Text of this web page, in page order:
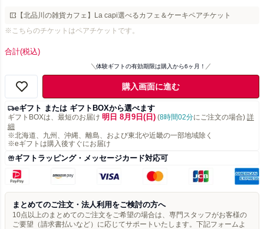
【北品川の雑貨カフェ】La capi選べるカフェ＆ケーキペアチケット
※こちらのチケットはペアチケットです。
合計(税込)
体験ギフトの有効期限は購入から6ヶ月！
購入画面に進む
eギフト または ギフトBOXから選べます
ギフトBOXは、最短のお届け 明日 8月9日(日) (8時間02分にご注文の場合) 詳
細
※北海道、九州、沖縄、離島、および東北や近畿の一部地域除く
※eギフトは購入後すぐにお届け
ギフトラッピング・メッセージカード対応可
まとめてのご注文・法人利用をご検討の方へ
10点以上のまとめてのご注文をご希望の場合は、専門スタッフがお客様の
ご要望（請求書払いなど）に応じてサポートいたします。下記フォームよ